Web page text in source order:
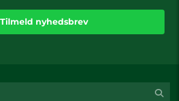
Tilmeld nyhedsbrev